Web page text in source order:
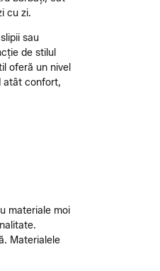
cu zi.
sau
de stilul
oferă un nivel
atât confort,
materiale moi
Materialele